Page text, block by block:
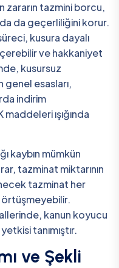
zararın tazmini borcu,
da geçerliliğini korur.
kusura dayalı
ve hakkaniyet
kusursuz
genel esasları,
indirim
ışığında
kaybın mümkün
tazminat miktarının
tazminat her
örtüşmeyebilir.
kanun koyucu
tanımıştır.
ve Şekli